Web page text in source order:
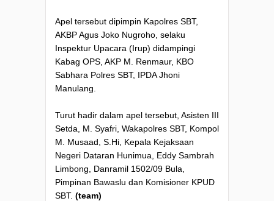
Apel tersebut dipimpin Kapolres SBT,
AKBP Agus Joko Nugroho, selaku
Inspektur Upacara (Irup) didampingi
Kabag OPS, AKP M. Renmaur, KBO
Sabhara Polres SBT, IPDA Jhoni
Manulang.
Turut hadir dalam apel tersebut, Asisten III
Setda, M. Syafri, Wakapolres SBT, Kompol
M. Musaad, S.Hi, Kepala Kejaksaan
Negeri Dataran Hunimua, Eddy Sambrah
Limbong, Danramil 1502/09 Bula,
Pimpinan Bawaslu dan Komisioner KPUD
SBT. (team)